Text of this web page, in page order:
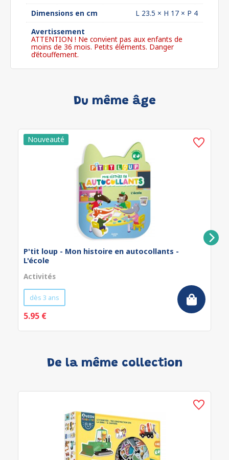
Dimensions en cm
L 23.5 × H 17 × P 4
Avertissement
ATTENTION ! Ne convient pas aux enfants de
moins de 36 mois. Petits éléments. Danger
d’étouffement.
Du même âge
P'tit loup - Mon histoire en autocollants -
L'école
Activités
dès 3 ans
5.95 €
De la même collection